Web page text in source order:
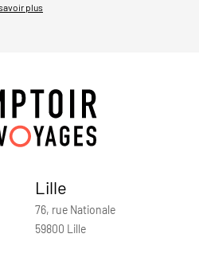
plus
Lille
76, rue Nationale
59800 Lille